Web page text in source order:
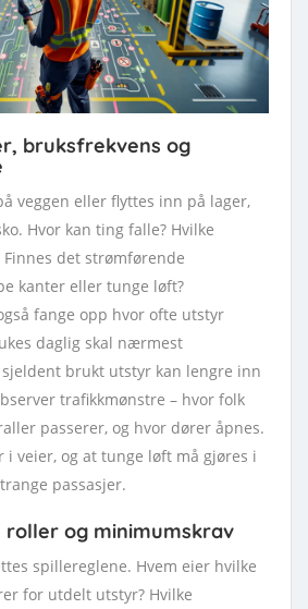
bruksfrekvens og
veggen eller flyttes inn på lager,
Hvor kan ting falle? Hvilke
det strømførende
kanter eller tunge løft?
fange opp hvor ofte utstyr
daglig skal nærmest
brukt utstyr kan lengre inn
trafikkmønstre – hvor folk
passerer, og hvor dører åpnes.
i veier, og at tunge løft må gjøres i
passasjer.
og minimumskrav
spillereglene. Hvem eier hvilke
for utdelt utstyr? Hvilke